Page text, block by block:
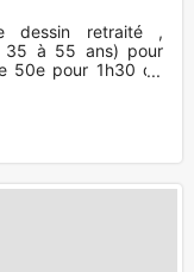
dessin retraité ,
35 à 55 ans) pour
50e pour 1h30 de